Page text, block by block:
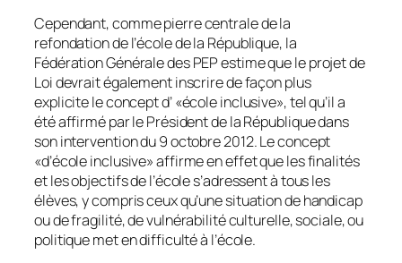
Cependant, comme pierre centrale de la
refondation de l’école de la République, la
Fédération Générale des PEP estime que le projet de
Loi devrait également inscrire de façon plus
explicite le concept d’ «école inclusive», tel qu’il a
été affirmé par le Président de la République dans
son intervention du 9 octobre 2012. Le concept
«d’école inclusive» affirme en effet que les finalités
et les objectifs de l’école s’adressent à tous les
élèves, y compris ceux qu’une situation de handicap
ou de fragilité, de vulnérabilité culturelle, sociale, ou
politique met en difficulté à l’école.